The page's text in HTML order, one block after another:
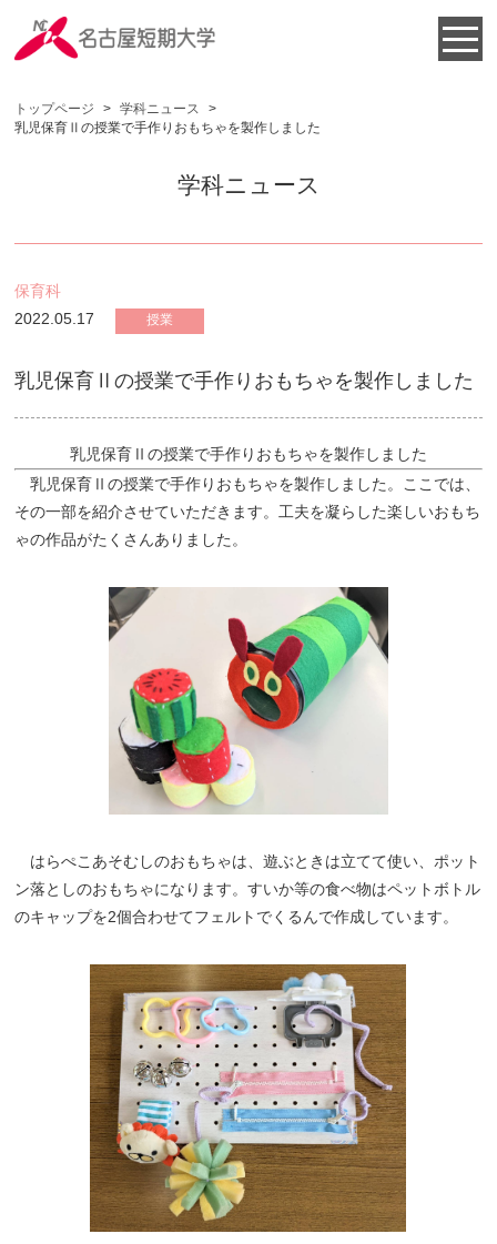
トップページ > 学科ニュース
>
乳児保育Ⅱの授業で手作りおもちゃを製作しました
学科ニュース
保育科
2022.05.17
授業
乳児保育Ⅱの授業で手作りおもちゃを製作しました
乳児保育Ⅱの授業で手作りおもちゃを製作しました
乳児保育Ⅱの授業で手作りおもちゃを製作しました。ここでは、
その一部を紹介させていただきます。工夫を凝らした楽しいおもち
ゃの作品がたくさんありました。
はらぺこあそむしのおもちゃは、遊ぶときは立てて使い、ポット
ン落としのおもちゃになります。すいか等の食べ物はペットボトル
のキャップを2個合わせてフェルトでくるんで作成しています。